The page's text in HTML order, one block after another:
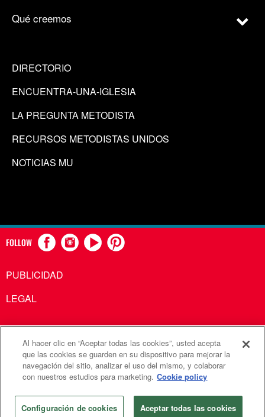
Qué creemos
DIRECTORIO
ENCUENTRA-UNA-IGLESIA
LA PREGUNTA METODISTA
RECURSOS METODISTAS UNIDOS
NOTICIAS MU
FOLLOW
PUBLICIDAD
LEGAL
Comunicaciones Metodistas Unidas es una agencia de la
Iglesia Metodista Unida
©2026Comunicaciones Metodistas Unidas. Reservados
todos los derechos
Al hacer clic en “Aceptar todas las cookies”, usted acepta
que las cookies se guarden en su dispositivo para mejorar la
navegación del sitio, analizar el uso del mismo, y colaborar
con nuestros estudios para marketing. Cookie policy
Configuración de cookies Aceptar todas las cookies